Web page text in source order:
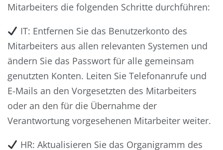
Mitarbeiters die folgenden Schritte durchführen:
IT: Entfernen Sie das Benutzerkonto des
Mitarbeiters aus allen relevanten Systemen und
ändern Sie das Passwort für alle gemeinsam
genutzten Konten. Leiten Sie Telefonanrufe und
E-Mails an den Vorgesetzten des Mitarbeiters
oder an den für die Übernahme der
Verantwortung vorgesehenen Mitarbeiter weiter.
HR: Aktualisieren Sie das Organigramm des